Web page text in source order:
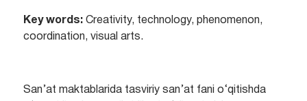
Key words:Creativity, technology, phenomenon,
coordination, visual arts.
San’at mаktablarida tasviriy san’at fani o‘qitishda